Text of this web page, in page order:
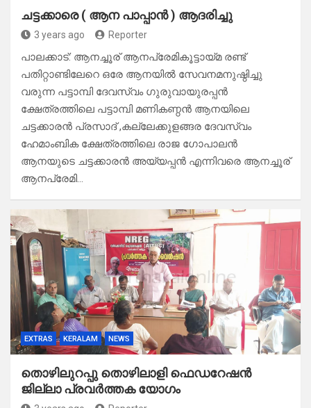
ചട്ടക്കാരെ ( ആന പാപ്പാൻ ) ആദരിച്ചു
3 years ago Reporter
പാലക്കാട്: ആനച്ചൂര് ആനപ്രേമികൂട്ടായ്മ രണ്ട്
പതിറ്റാണ്ടിലേറെ ഒരേ ആനയിൽ സേവനമനുഷ്ഠിച്ചു
വരുന്ന പട്ടാമ്പി ദേവസ്വം ഗുരുവായുരപ്പൻ
ക്ഷേത്രത്തിലെ പട്ടാമ്പി മണികണ്ഠൻ ആനയിലെ
ചട്ടക്കാരൻ പ്രസാദ് ,കല്ലേക്കുളങ്ങര ദേവസ്വം
ഹേമാംബിക ക്ഷേത്രത്തിലെ രാജ ഗോപാലൻ
ആനയുടെ ചട്ടക്കാരൻ അയ്യപ്പൻ എന്നിവരെ ആനച്ചൂര്
ആനപ്രേമി…
EXTRAS KERALAM NEWS
തൊഴിലുറപ്പു തൊഴിലാളി ഫെഡറേഷൻ
ജില്ലാ പ്രവർത്തക യോഗം